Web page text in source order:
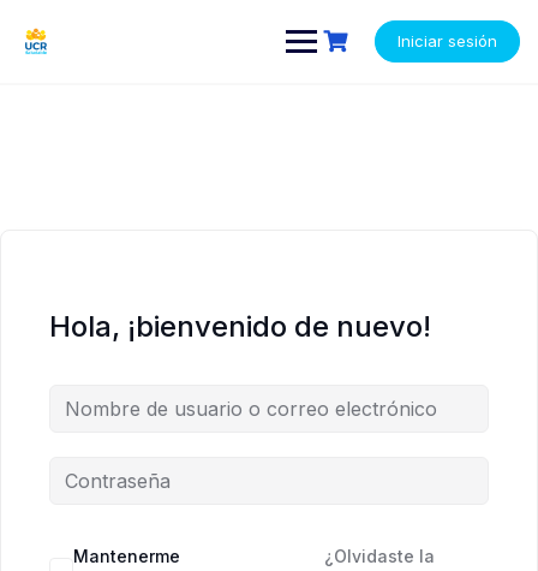
contenido
Iniciar sesión
Hola, ¡bienvenido de nuevo!
Mantenerme
¿Olvidaste la